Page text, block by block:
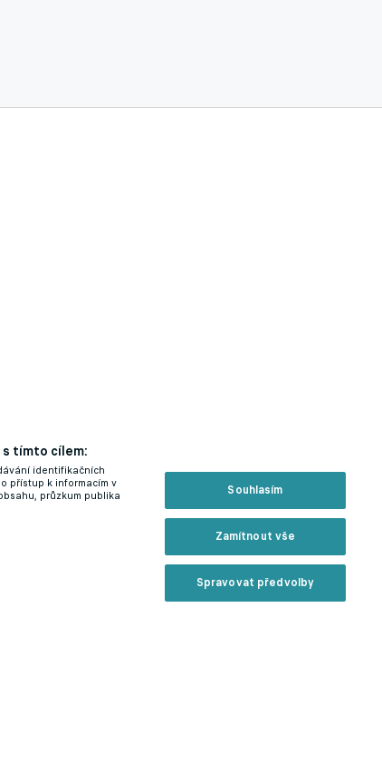
s tímto cílem:
identifikačních
přístup k informacím v
průzkum publika
Souhlasím
Zamítnout vše
Spravovat předvolby